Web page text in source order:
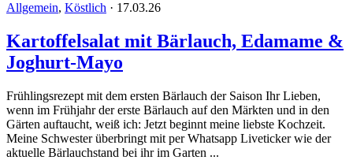
Allgemein, Köstlich · 17.03.26
Kartoffelsalat mit Bärlauch, Edamame &
Joghurt-Mayo
Frühlingsrezept mit dem ersten Bärlauch der Saison Ihr Lieben,
wenn im Frühjahr der erste Bärlauch auf den Märkten und in den
Gärten auftaucht, weiß ich: Jetzt beginnt meine liebste Kochzeit.
Meine Schwester überbringt mit per Whatsapp Liveticker wie der
aktuelle Bärlauchstand bei ihr im Garten ...